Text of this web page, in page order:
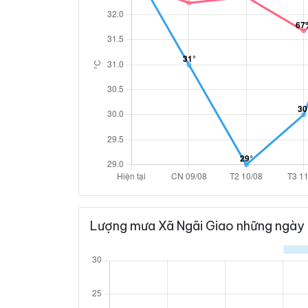
Lượng mưa Xã Ngãi Giao những